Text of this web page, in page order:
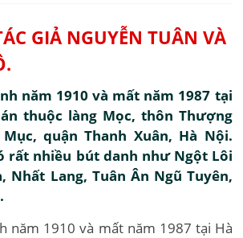
GIẢ NGUYỄN TUÂN VÀ
năm 1910 và mất năm 1987 tại
thuộc làng Mọc, thôn Thượng
quận Thanh Xuân, Hà Nội.
rất nhiều bút danh như Ngột Lôi
Nhất Lang, Tuân Ân Ngũ Tuyên,
năm 1910 và mất năm 1987 tại Hà